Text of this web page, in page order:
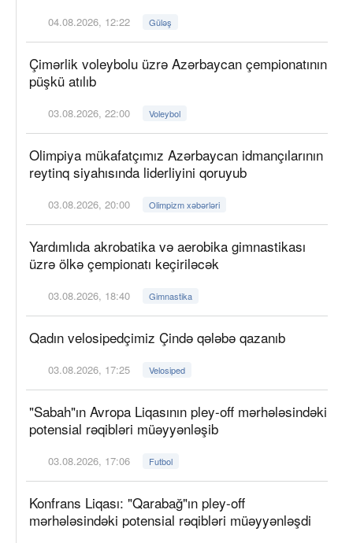
04.08.2026, 12:22 Güləş
Çimərlik voleybolu üzrə Azərbaycan çempionatının
püşkü atılıb
03.08.2026, 22:00 Voleybol
Olimpiya mükafatçımız Azərbaycan idmançılarının
reytinq siyahısında liderliyini qoruyub
03.08.2026, 20:00 Olimpizm xəbərləri
Yardımlıda akrobatika və aerobika gimnastikası
üzrə ölkə çempionatı keçiriləcək
03.08.2026, 18:40 Gimnastika
Qadın velosipedçimiz Çində qələbə qazanıb
03.08.2026, 17:25 Velosiped
"Sabah"ın Avropa Liqasının pley-off mərhələsindəki
potensial rəqibləri müəyyənləşib
03.08.2026, 17:06 Futbol
Konfrans Liqası: "Qarabağ"ın pley-off
mərhələsindəki potensial rəqibləri müəyyənləşdi